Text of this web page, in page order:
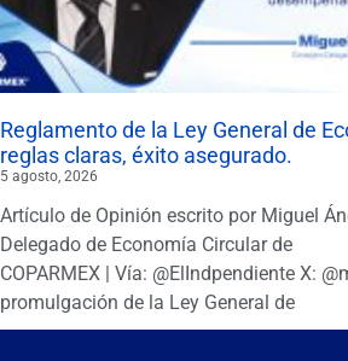
Reglamento de la Ley General de
reglas claras, éxito asegurado.
5 agosto, 2026
Artículo de Opinión escrito por Miguel
Delegado de Economía Circular de
COPARMEX | Vía: @ElIndpendiente X:
promulgación de la Ley General de